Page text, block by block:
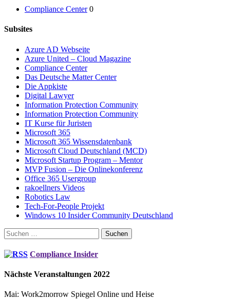
Compliance Center0
Subsites
Azure AD Webseite
Azure United – Cloud Magazine
Compliance Center
Das Deutsche Matter Center
Die Appkiste
Digital Lawyer
Information Protection Community
Information Protection Community
IT Kurse für Juristen
Microsoft 365
Microsoft 365 Wissensdatenbank
Microsoft Cloud Deutschland (MCD)
Microsoft Startup Program – Mentor
MVP Fusion – Die Onlinekonferenz
Office 365 Usergroup
rakoellners Videos
Robotics Law
Tech-For-People Projekt
Windows 10 Insider Community Deutschland
Suchen
nach:
Compliance Insider
Nächste Veranstaltungen 2022
Mai: Work2morrow Spiegel Online und Heise